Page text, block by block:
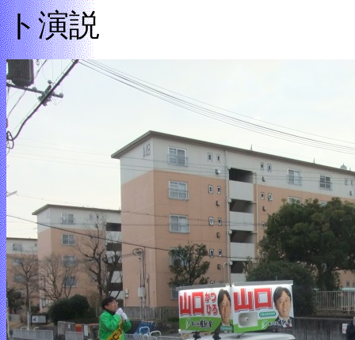
ト演説